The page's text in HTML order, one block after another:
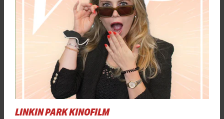
LINKIN PARK KINOFILM